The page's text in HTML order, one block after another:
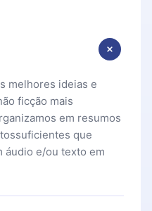
melhores ideias e
ficção mais
em resumos
que
áudio e/ou texto em